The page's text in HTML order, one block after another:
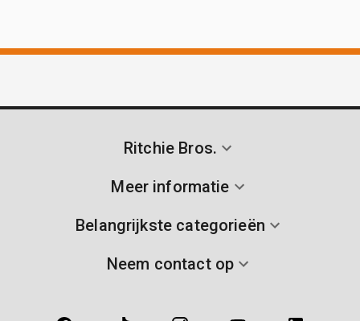
Ritchie Bros.
Meer informatie
Belangrijkste categorieën
Neem contact op